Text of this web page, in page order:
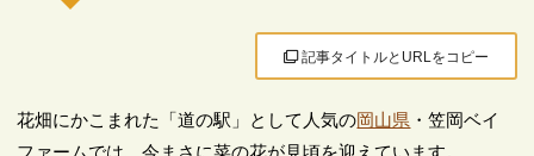
記事タイトルとURLをコピー
花畑にかこまれた「道の駅」として人気の岡山県 ・笠岡ベイ
ファームでは、今まさに菜の花が見頃を迎えています。